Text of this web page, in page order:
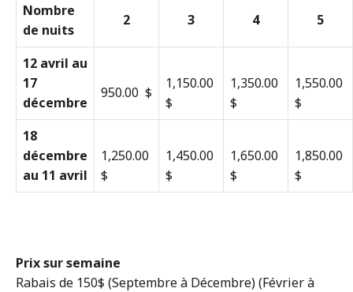
Nombre
de nuits
2 3 4 5
12 avril au
17
décembre
950.00 $
1,150.00
$
1,350.00
$
1,550.00
$
18
décembre
au 11 avril
1,250.00
$
1,450.00
$
1,650.00
$
1,850.00
$
Prix sur semaine
Rabais de 150$ (Septembre à Décembre) (Février à